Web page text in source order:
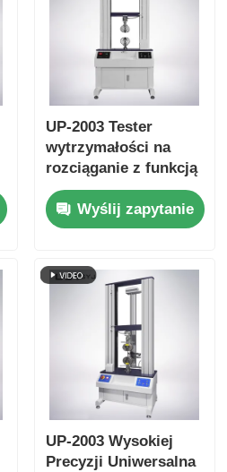
UP-2003 Tester
wytrzymałości na
rozciąganie z funkcją
przechowywania
danych w czasie
rzeczywistym i
Wyślij zapytanie
UP-2003 Wysokiej
Precyzji Uniwersalna